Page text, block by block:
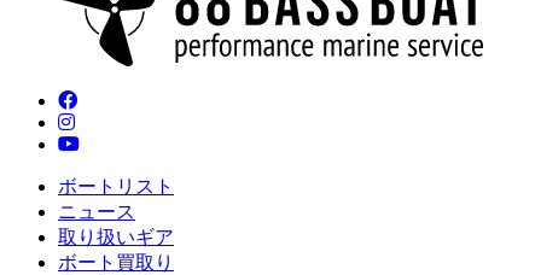
ボートリスト
ニュース
取り扱いギア
ボート買取り